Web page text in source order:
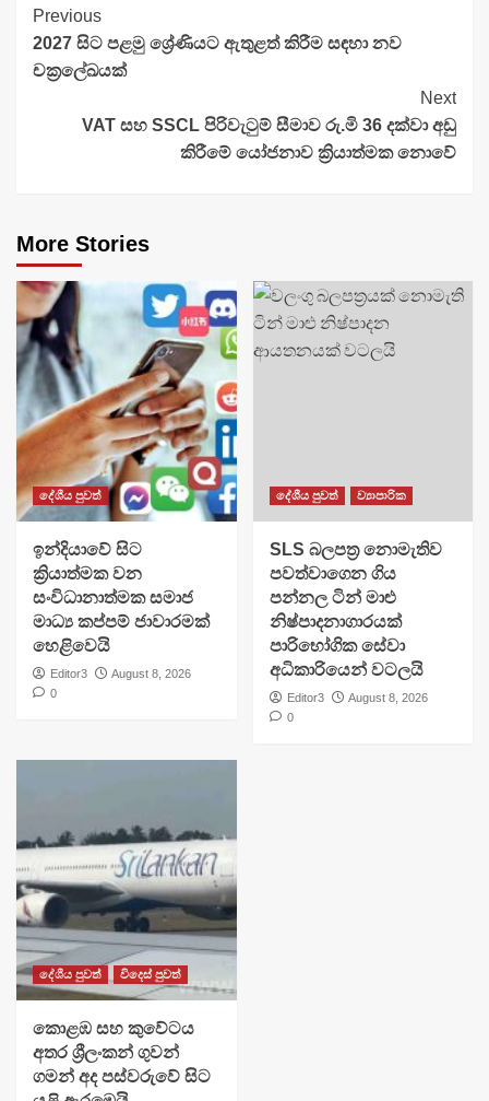
Continue
Reading
Previous
2027 සිට පළමු ශ්‍රේණියට ඇතුළත් කිරීම සඳහා නව
චක්‍රලේඛයක්
Next
VAT සහ SSCL පිරිවැටුම් සීමාව රු.මි 36 දක්වා අඩු
කිරීමේ යෝජනාව ක්‍රියාත්මක නොවේ
More Stories
දේශීය පුවත්
​ඉන්දියාවේ සිට
ක්‍රියාත්මක වන
සංවිධානාත්මක සමාජ
මාධ්‍ය කප්පම් ජාවාරමක්
හෙළිවෙයි
Editor3
August 8, 2026
0
දේශීය පුවත් ව්‍යාපාරික
SLS බලපත්‍ර නොමැතිව
පවත්වාගෙන ගිය
පන්නල ටින් මාළු
නිෂ්පාදනාගාරයක්
පාරිභෝගික සේවා
අධිකාරියෙන් වටලයි
Editor3
August 8, 2026
0
දේශීය පුවත් විදෙස් පුවත්
​කොළඹ සහ කුවේටය
අතර ශ්‍රීලංකන් ගුවන්
ගමන් අද පස්වරුවේ සිට